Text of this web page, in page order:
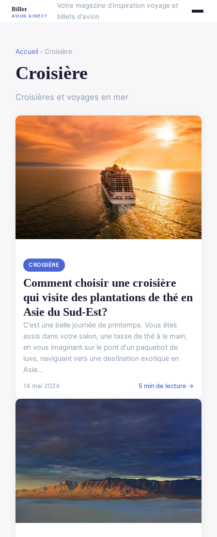
Votre magazine d'inspiration voyage et
billets d'avion
Accueil › Croisière
Croisière
Croisières et voyages en mer
CROISIÈRE
Comment choisir une croisière
qui visite des plantations de thé en
Asie du Sud-Est?
C'est une belle journée de printemps. Vous êtes
assis dans votre salon, une tasse de thé à la main,
en vous imaginant sur le pont d'un paquebot de
luxe, naviguant vers une destination exotique en
Asie...
14 mai 2024 5 min de lecture →